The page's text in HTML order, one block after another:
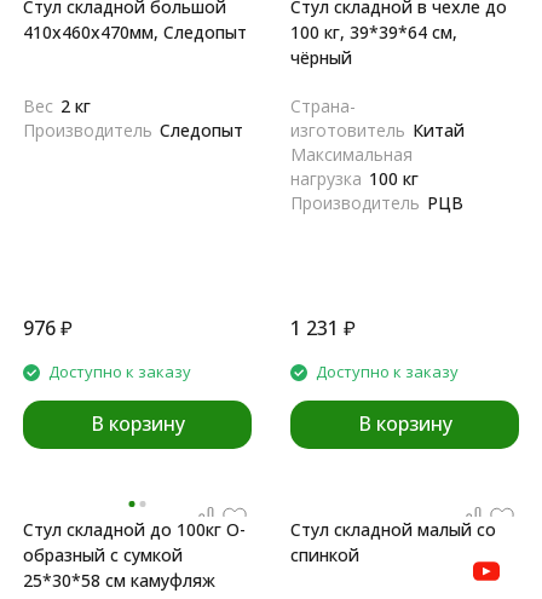
Стул складной большой
410х460х470мм, Следопыт
Вес 2 кг
Производитель Следопыт
976₽
Доступно к заказу
В корзину
Стул складной в чехле до
100 кг, 39*39*64 см,
чёрный
Страна-
изготовитель Китай
Максимальная
нагрузка 100 кг
Производитель РЦВ
1 231 ₽
Доступно к заказу
В корзину
Стул складной до 100кг О-
образный с сумкой
25*30*58 см камуфляж
Стул складной малый со
спинкой